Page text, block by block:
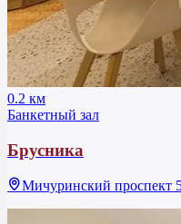
0.2 км
Банкетный зал
Брусника
Мичуринский проспект